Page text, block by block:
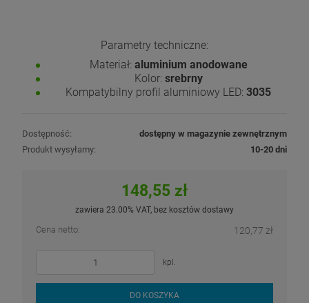
Parametry techniczne:
Materiał: aluminium anodowane
Kolor: srebrny
Kompatybilny profil aluminiowy LED: 3035
Dostępność:
dostępny w magazynie zewnętrznym
Produkt wysyłamy:
10-20 dni
148,55 zł
zawiera 23.00% VAT, bez kosztów dostawy
Cena netto: 120,77 zł
kpl.
DO KOSZYKA